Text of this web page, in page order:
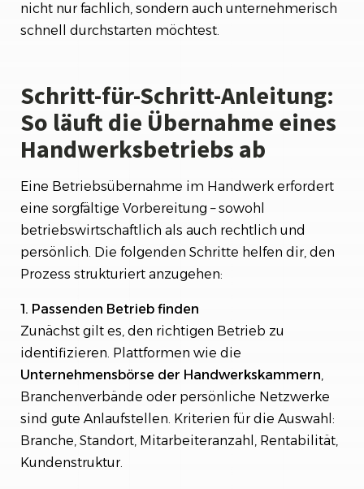
nicht nur fachlich, sondern auch unternehmerisch
schnell durchstarten möchtest.
Schritt-für-Schritt-Anleitung:
So läuft die Übernahme eines
Handwerksbetriebs ab
Eine Betriebsübernahme im Handwerk erfordert
eine sorgfältige Vorbereitung – sowohl
betriebswirtschaftlich als auch rechtlich und
persönlich. Die folgenden Schritte helfen dir, den
Prozess strukturiert anzugehen:
1. Passenden Betrieb finden
Zunächst gilt es, den richtigen Betrieb zu
identifizieren. Plattformen wie die
Unternehmensbörse der Handwerkskammern,
Branchenverbände oder persönliche Netzwerke
sind gute Anlaufstellen. Kriterien für die Auswahl:
Branche, Standort, Mitarbeiteranzahl, Rentabilität,
Kundenstruktur.